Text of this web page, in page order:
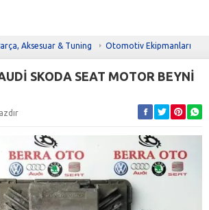
Aksesuar & Tuning Otomotiv Ekipmanları
SKODA SEAT MOTOR BEYNİ